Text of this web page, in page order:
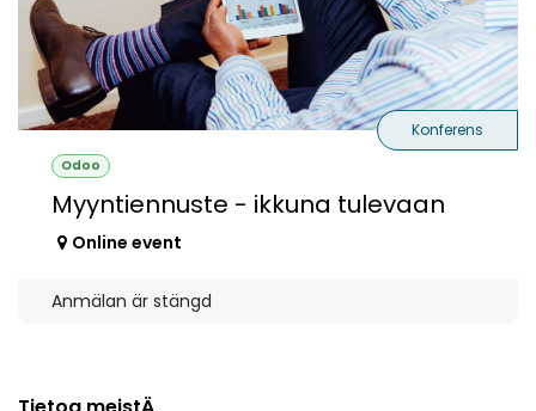
Odoo
Myyntiennuste - ikkuna tulevaan
Konferens
Online event
Anmälan är stängd